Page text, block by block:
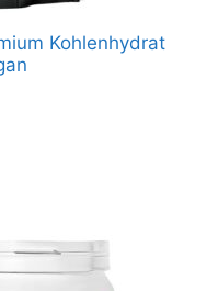
Kohlenhydrat